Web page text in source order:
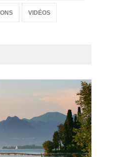
VIDÉOS